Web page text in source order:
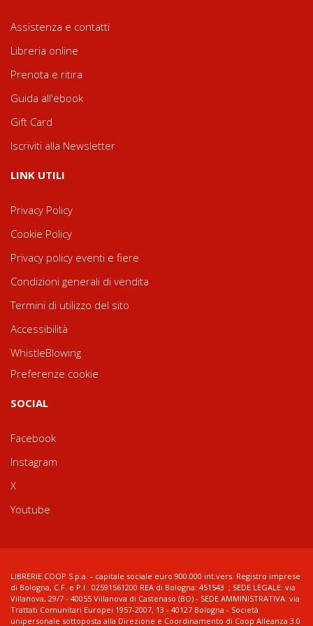
Assistenza e contatti
Libreria online
Prenota e ritira
Guida all'ebook
Gift Card
Iscriviti alla Newsletter
LINK UTILI
Privacy Policy
Cookie Policy
Privacy policy eventi e fiere
Condizioni generali di vendita
Termini di utilizzo del sito
Accessibilità
WhistleBlowing
Preferenze cookie
SOCIAL
Facebook
Instagram
X
Youtube
LIBRERIE.COOP S.p.a. - capitale sociale euro 900.000 int.vers. Registro imprese
di Bologna, C.F. e P.I.: 02591561200 REA di Bologna: 451543 ; SEDE LEGALE: via
Villanova, 29/7 - 40055 Villanova di Castenaso (BO) - SEDE AMMINISTRATIVA: via
Trattati Comunitari Europei 1957-2007, 13 - 40127 Bologna - Società
unipersonale sottoposta alla Direzione e Coordinamento di Coop Alleanza 3.0